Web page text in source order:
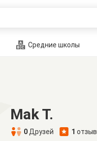
Средние школы
Mak T.
0 Друзей 1 отзыв